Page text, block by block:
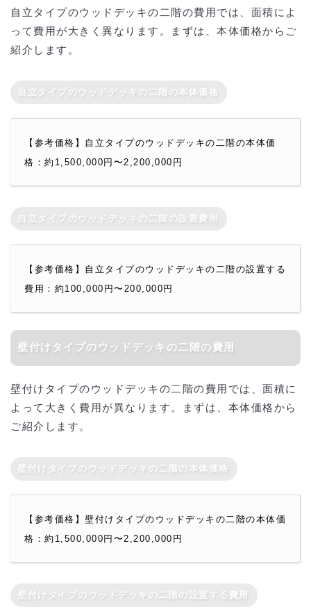
自立タイプのウッドデッキの二階の費用では、面積によ
って費用が大きく異なります。まずは、本体価格からご
紹介します。
自立タイプのウッドデッキの二階の本体価格
【参考価格】自立タイプのウッドデッキの二階の本体価
格：約1,500,000円〜2,200,000円
自立タイプのウッドデッキの二階の設置費用
【参考価格】自立タイプのウッドデッキの二階の設置する
費用：約100,000円〜200,000円
壁付けタイプのウッドデッキの二階の費用
壁付けタイプのウッドデッキの二階の費用では、面積に
よって大きく費用が異なります。まずは、本体価格から
ご紹介します。
壁付けタイプのウッドデッキの二階の本体価格
【参考価格】壁付けタイプのウッドデッキの二階の本体価
格：約1,500,000円〜2,200,000円
壁付けタイプのウッドデッキの二階の設置する費用